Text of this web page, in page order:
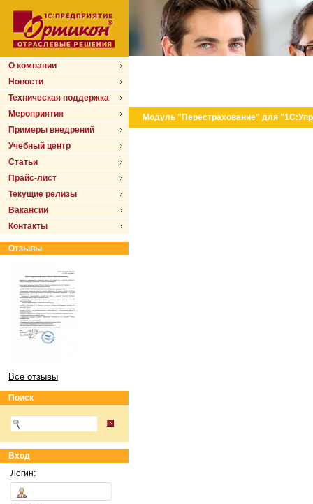
О компании
Новости
Техническая поддержка
Мероприятия
Примеры внедрений
Учебный центр
Статьи
Прайс-лист
Текущие релизы
Вакансии
Контакты
Отзывы
Все отзывы
Поиск
Вход
Логин:
Модуль "Перестрахование" для